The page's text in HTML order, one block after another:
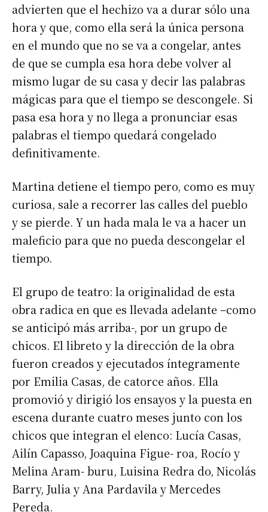
advierten que el hechizo va a durar sólo una
hora y que, como ella será la única persona
en el mundo que no se va a congelar, antes
de que se cumpla esa hora debe volver al
mismo lugar de su casa y decir las palabras
mágicas para que el tiempo se descongele. Si
pasa esa hora y no llega a pronunciar esas
palabras el tiempo quedará congelado
definitivamente.
Martina detiene el tiempo pero, como es muy
curiosa, sale a recorrer las calles del pueblo
y se pierde. Y un hada mala le va a hacer un
maleficio para que no pueda descongelar el
tiempo.
El grupo de teatro: la originalidad de esta
obra radica en que es llevada adelante –como
se anticipó más arriba-, por un grupo de
chicos. El libreto y la dirección de la obra
fueron creados y ejecutados íntegramente
por Emilia Casas, de catorce años. Ella
promovió y dirigió los ensayos y la puesta en
escena durante cuatro meses junto con los
chicos que integran el elenco: Lucía Casas,
Ailín Capasso, Joaquina Figue- roa, Rocío y
Melina Aram- buru, Luisina Redra do, Nicolás
Barry, Julia y Ana Pardavila y Mercedes
Pereda.